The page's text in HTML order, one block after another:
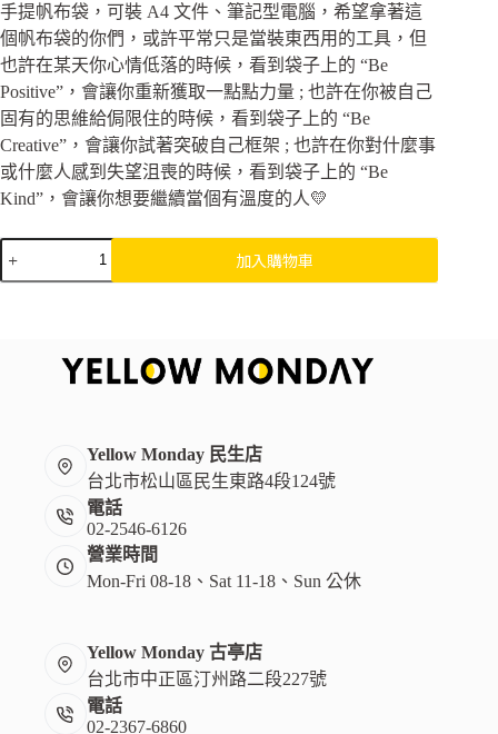
手提帆布袋，可裝 A4 文件、筆記型電腦，希望拿著這
個帆布袋的你們，或許平常只是當裝東西用的工具，但
也許在某天你心情低落的時候，看到袋子上的 “Be
Positive”，會讓你重新獲取一點點力量 ; 也許在你被自己
固有的思維給侷限住的時候，看到袋子上的 “Be
Creative”，會讓你試著突破自己框架 ; 也許在你對什麼事
或什麼人感到失望沮喪的時候，看到袋子上的 “Be
Kind”，會讓你想要繼續當個有溫度的人💛
加入購物車
Yellow Monday 民生店
台北市松山區民生東路4段124號
電話
02-2546-6126
營業時間
Mon-Fri 08-18、Sat 11-18、Sun 公休
Yellow Monday 古亭店
台北市中正區汀州路二段227號
電話
02-2367-6860